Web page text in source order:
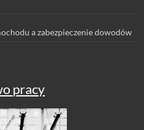
a zabezpieczenie dowodów
pracy